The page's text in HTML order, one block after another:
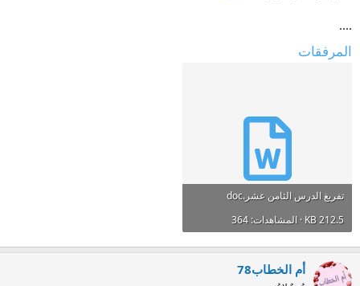
....
المرفقات
تفريغ الدرس الثامن عشر.doc
212.5 KB · المشاهدات: 364
أم الخطاب78